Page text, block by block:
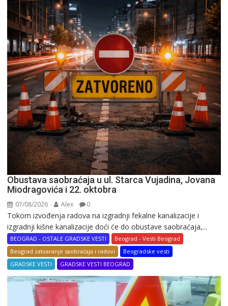
Obustava saobraćaja u ul. Starca Vujadina, Jovana
Miodragovića i 22. oktobra
07/08/2026 Alex 0
Tokom izvođenja radova na izgradnji fekalne kanalizacije i
izgradnji kišne kanalizacije doći će do obustave saobraćaja,...
BEOGRAD - OSTALE GRADSKE VESTI
Beograd - Vesti Beograd
Beograd zatvaranje saobraćaja i radovi
Beogradske vesti
GRADSKE VESTI
GRADSKE VESTI BEOGRAD